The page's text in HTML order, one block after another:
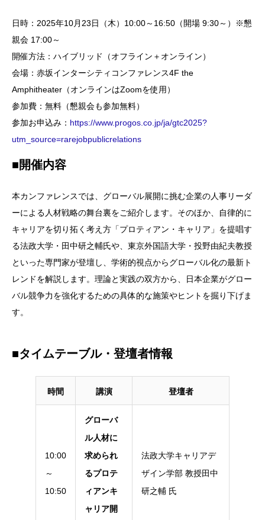
日時：2025年10月23日（木）10:00～16:50（開場 9:30～）※懇
親会 17:00～
開催方法：ハイブリッド（オフライン＋オンライン）
会場：赤坂インターシティコンファレンス4F the
Amphitheater（オンラインはZoomを使用）
参加費：無料（懇親会も参加無料）
参加お申込み： https://www.progos.co.jp/ja/gtc2025?
utm_source=rarejobpublicrelations
■開催内容
本カンファレンスでは、グローバル展開に挑む企業の人事リーダ
ーによる人材戦略の舞台裏をご紹介します。そのほか、自律的に
キャリアを切り拓く考え方「プロティアン・キャリア」を提唱す
る法政大学・田中研之輔氏や、東京外国語大学・投野由紀夫教授
といった専門家が登壇し、学術的視点からグローバル化の最新ト
レンドを解説します。理論と実践の双方から、日本企業がグロー
バル競争力を強化するための具体的な施策やヒントを掘り下げま
す。
■タイムテーブル・登壇者情報
時間 講演 登壇者
10:00
～
10:50
グローバ
ル人材に
求められ
るプロテ
ィアンキ
ャリア開
法政大学キャリアデ
ザイン学部 教授田中
研之輔 氏